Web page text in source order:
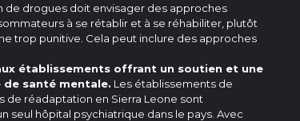
de drogues doit envisager des approches
à se rétablir et à se réhabiliter, plutôt
trop punitive. Cela peut inclure des approches
établissements offrant un soutien et une
santé mentale. Les établissements de
de réadaptation en Sierra Leone sont
seul hôpital psychiatrique dans le pays. Avec